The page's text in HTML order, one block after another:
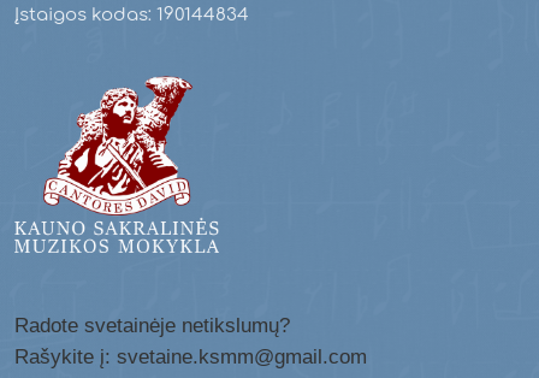
Įstaigos kodas: 190144834
Radote svetainėje netikslumų?
Rašykite į: svetaine.ksmm@gmail.com